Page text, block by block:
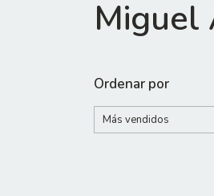
Miguel
Ordenar por